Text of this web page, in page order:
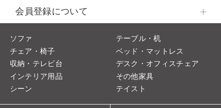
会員登録について
ソファ
テーブル・机
チェア・椅子
ベッド・マットレス
収納・テレビ台
デスク・オフィスチェア
インテリア用品
その他家具
シーン
テイスト